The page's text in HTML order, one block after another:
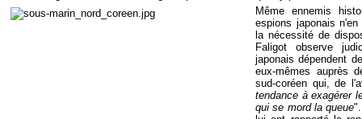
Même ennemis
espions japonais
la nécessité de
Faligot observe
japonais dépendent
eux-mêmes auprès
sud-coréen qui, de
tendance à exagérer
qui se mord la queue